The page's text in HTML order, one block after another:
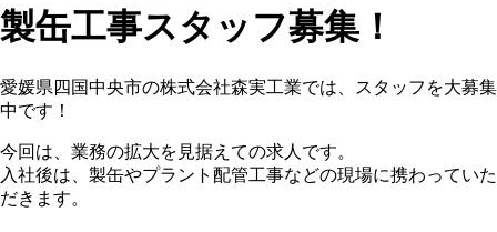
製缶工事スタッフ募集！
愛媛県四国中央市の株式会社森実工業では、スタッフを大募集
中です！
今回は、業務の拡大を見据えての求人です。
入社後は、製缶やプラント配管工事などの現場に携わっていた
だきます。